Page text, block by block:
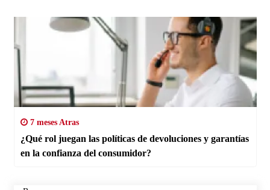
7 meses Atras
¿Qué rol juegan las políticas de devoluciones y garantías
en la confianza del consumidor?